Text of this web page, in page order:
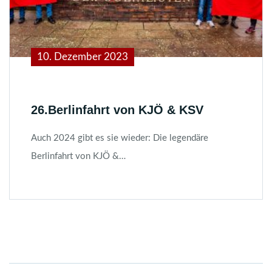
10. Dezember 2023
26.Berlinfahrt von KJÖ & KSV
Auch 2024 gibt es sie wieder: Die legendäre
Berlinfahrt von KJÖ &…